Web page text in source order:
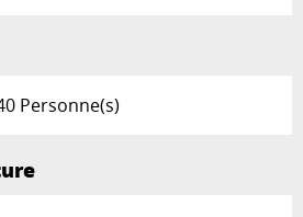
Personne(s)